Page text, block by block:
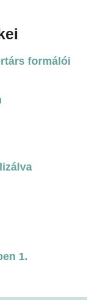
formálói
1.